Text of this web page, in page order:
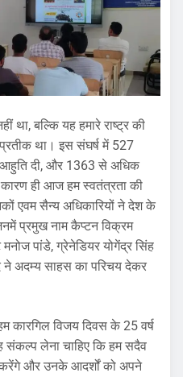
था, बल्कि यह हमारे राष्ट्र की
था। इस संघर्ष में 527
आहुति दी, और 1363 से अधिक
ही आज हम स्वतंत्रता की
एवम सैन्य अधिकारियों ने देश के
प्रमुख नाम कैप्टन विक्रम
पांडे, ग्रेनेडियर योगेंद्र सिंह
अदम्य साहस का परिचय देकर
कारगिल विजय दिवस के 25 वर्ष
संकल्प लेना चाहिए कि हम सदैव
और उनके आदर्शों को अपने